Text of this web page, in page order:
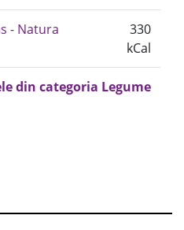
- Natura
330
kCal
din categoria Legume